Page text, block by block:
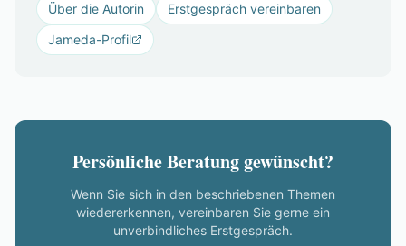
Über die Autorin
Erstgespräch vereinbaren
Jameda-Profil
Persönliche Beratung gewünscht?
Wenn Sie sich in den beschriebenen Themen
wiedererkennen, vereinbaren Sie gerne ein
unverbindliches Erstgespräch.